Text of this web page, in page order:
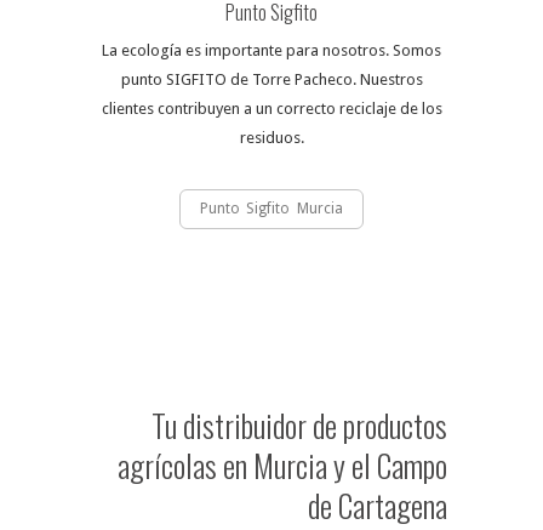
Punto Sigfito
La ecología es importante para nosotros. Somos
punto SIGFITO de Torre Pacheco. Nuestros
clientes contribuyen a un correcto reciclaje de los
residuos.
Punto Sigfito Murcia
Tu distribuidor de productos
agrícolas en Murcia y el Campo
de Cartagena